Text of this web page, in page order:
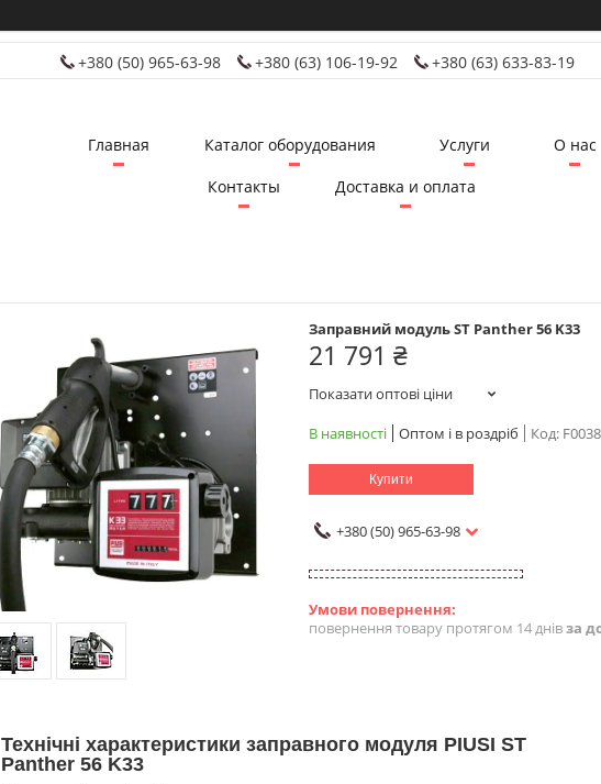
+380 (50) 965-63-98 +380 (63) 106-19-92 +380 (63) 633-83-19
Главная Каталог оборудования Услуги
О нас
Контакты
Доставка и оплата
Заправний модуль ST Panther 56 K33
21 791 ₴
Показати оптові ціни
В наявності
Оптом і в роздріб Код:
Купити
+380 (50) 965-63-98
повернення товару протягом 14 днівза
Технічні характеристики заправного модуля PIUSI ST
Panther 56 K33